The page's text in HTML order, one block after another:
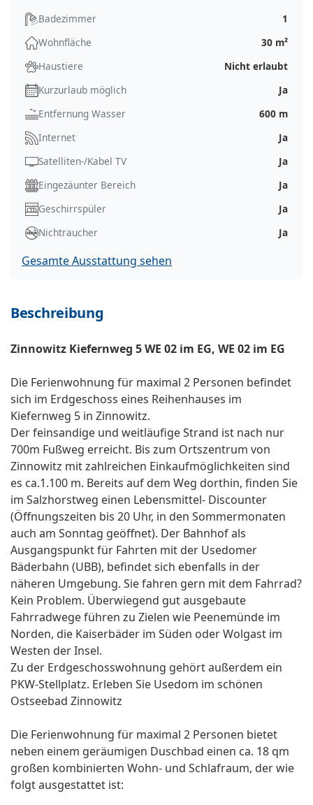
Badezimmer
1
Wohnfläche
30 m²
Haustiere
Nicht erlaubt
Kurzurlaub möglich
Ja
Entfernung Wasser
600 m
Internet
Ja
Satelliten-/Kabel TV
Ja
Eingezäunter Bereich
Ja
Geschirrspüler
Ja
Nichtraucher
Ja
Gesamte Ausstattung sehen
Beschreibung
Zinnowitz Kiefernweg 5 WE 02 im EG, WE 02 im EG
Die Ferienwohnung für maximal 2 Personen befindet
sich im Erdgeschoss eines Reihenhauses im
Kiefernweg 5 in Zinnowitz.
Der feinsandige und weitläufige Strand ist nach nur
700m Fußweg erreicht. Bis zum Ortszentrum von
Zinnowitz mit zahlreichen Einkaufmöglichkeiten sind
es ca.1.100 m. Bereits auf dem Weg dorthin, finden Sie
im Salzhorstweg einen Lebensmittel- Discounter
(Öffnungszeiten bis 20 Uhr, in den Sommermonaten
auch am Sonntag geöffnet). Der Bahnhof als
Ausgangspunkt für Fahrten mit der Usedomer
Bäderbahn (UBB), befindet sich ebenfalls in der
näheren Umgebung. Sie fahren gern mit dem Fahrrad?
Kein Problem. Überwiegend gut ausgebaute
Fahrradwege führen zu Zielen wie Peenemünde im
Norden, die Kaiserbäder im Süden oder Wolgast im
Westen der Insel.
Zu der Erdgeschosswohnung gehört außerdem ein
PKW-Stellplatz. Erleben Sie Usedom im schönen
Ostseebad Zinnowitz
Die Ferienwohnung für maximal 2 Personen bietet
neben einem geräumigen Duschbad einen ca. 18 qm
großen kombinierten Wohn- und Schlafraum, der wie
folgt ausgestattet ist: